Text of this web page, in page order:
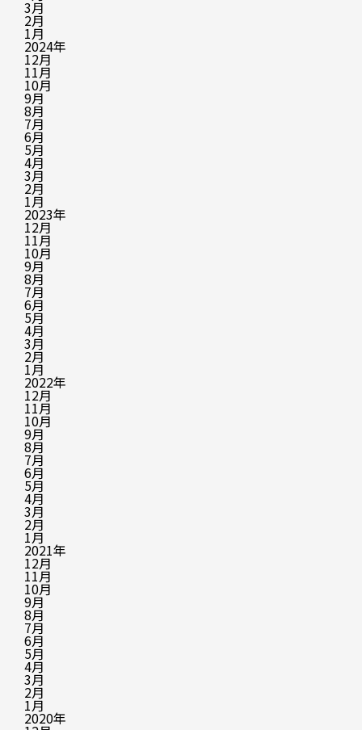
3月
2月
1月
2024年
12月
11月
10月
9月
8月
7月
6月
5月
4月
3月
2月
1月
2023年
12月
11月
10月
9月
8月
7月
6月
5月
4月
3月
2月
1月
2022年
12月
11月
10月
9月
8月
7月
6月
5月
4月
3月
2月
1月
2021年
12月
11月
10月
9月
8月
7月
6月
5月
4月
3月
2月
1月
2020年